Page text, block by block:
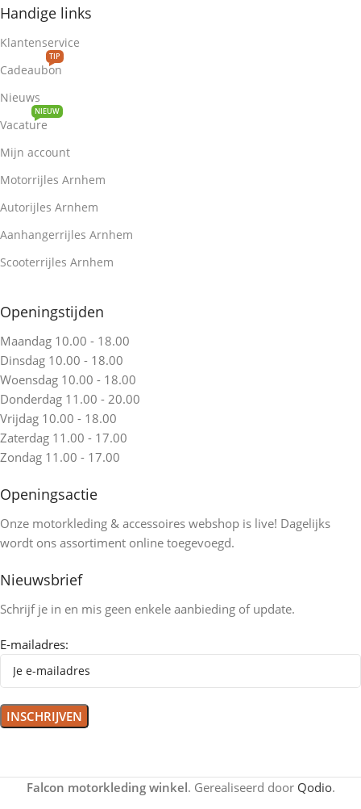
Handige links
Klantenservice
Cadeaubon
TIP
Nieuws
Vacature
NIEUW
Mijn account
Motorrijles Arnhem
Autorijles Arnhem
Aanhangerrijles Arnhem
Scooterrijles Arnhem
Openingstijden
Maandag 10.00 - 18.00
Dinsdag 10.00 - 18.00
Woensdag 10.00 - 18.00
Donderdag 11.00 - 20.00
Vrijdag 10.00 - 18.00
Zaterdag 11.00 - 17.00
Zondag 11.00 - 17.00
Openingsactie
Onze motorkleding & accessoires webshop is live! Dagelijks
wordt ons assortiment online toegevoegd.
Nieuwsbrief
Schrijf je in en mis geen enkele aanbieding of update.
E-mailadres:
Falcon motorkleding winkel. Gerealiseerd door Qodio.